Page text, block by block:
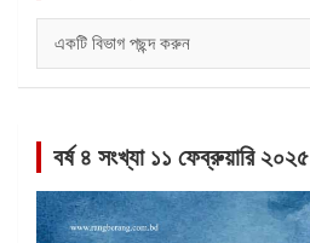
সমূহ
বর্ষ ৪ সংখ্যা ১১ ফেব্রুয়ারি ২০২৫